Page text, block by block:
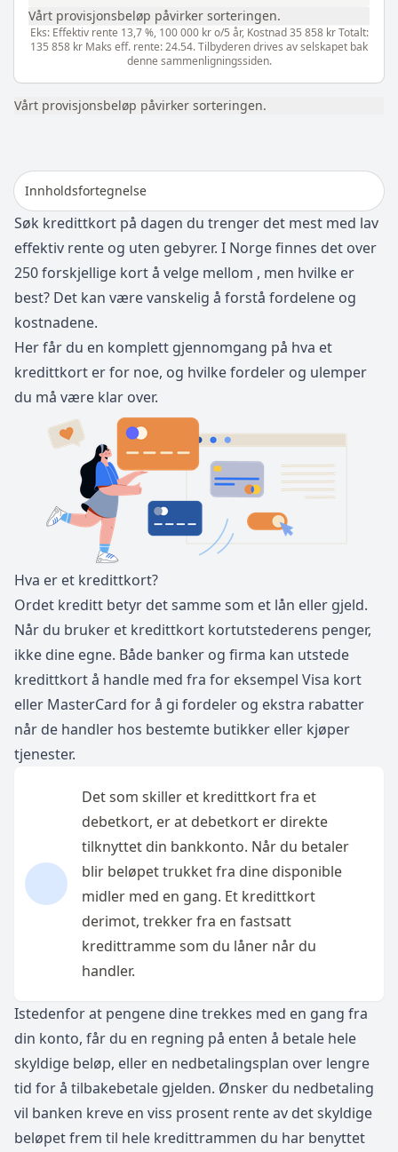
Vårt provisjonsbeløp påvirker sorteringen.
Eks: Effektiv rente 13,7 %, 100 000 kr o/5 år, Kostnad 35 858 kr Totalt:
135 858 kr Maks eff. rente: 24.54. Tilbyderen drives av selskapet bak
denne sammenligningssiden.
Vårt provisjonsbeløp påvirker sorteringen.
Søk kredittkort på dagen du trenger det mest med lav
effektiv rente og uten gebyrer. I Norge finnes det over
250 forskjellige kort å velge mellom , men hvilke er
best? Det kan være vanskelig å forstå fordelene og
kostnadene.
Her får du en komplett gjennomgang på hva et
kredittkort er for noe, og hvilke fordeler og ulemper
du må være klar over.
Hva er et kredittkort?
Ordet kreditt betyr det samme som et lån eller gjeld.
Når du bruker et kredittkort kortutstederens penger,
ikke dine egne. Både banker og firma kan utstede
kredittkort å handle med fra for eksempel Visa kort
eller MasterCard for å gi fordeler og ekstra rabatter
når de handler hos bestemte butikker eller kjøper
tjenester.
Det som skiller et kredittkort fra et
debetkort, er at debetkort er direkte
tilknyttet din bankkonto. Når du betaler
blir beløpet trukket fra dine disponible
midler med en gang. Et kredittkort
derimot, trekker fra en fastsatt
kredittramme som du låner når du
handler.
Istedenfor at pengene dine trekkes med en gang fra
din konto, får du en regning på enten å betale hele
skyldige beløp, eller en nedbetalingsplan over lengre
tid for å tilbakebetale gjelden. Ønsker du nedbetaling
vil banken kreve en viss prosent rente av det skyldige
beløpet frem til hele kredittrammen du har benyttet
Innholdsfortegnelse